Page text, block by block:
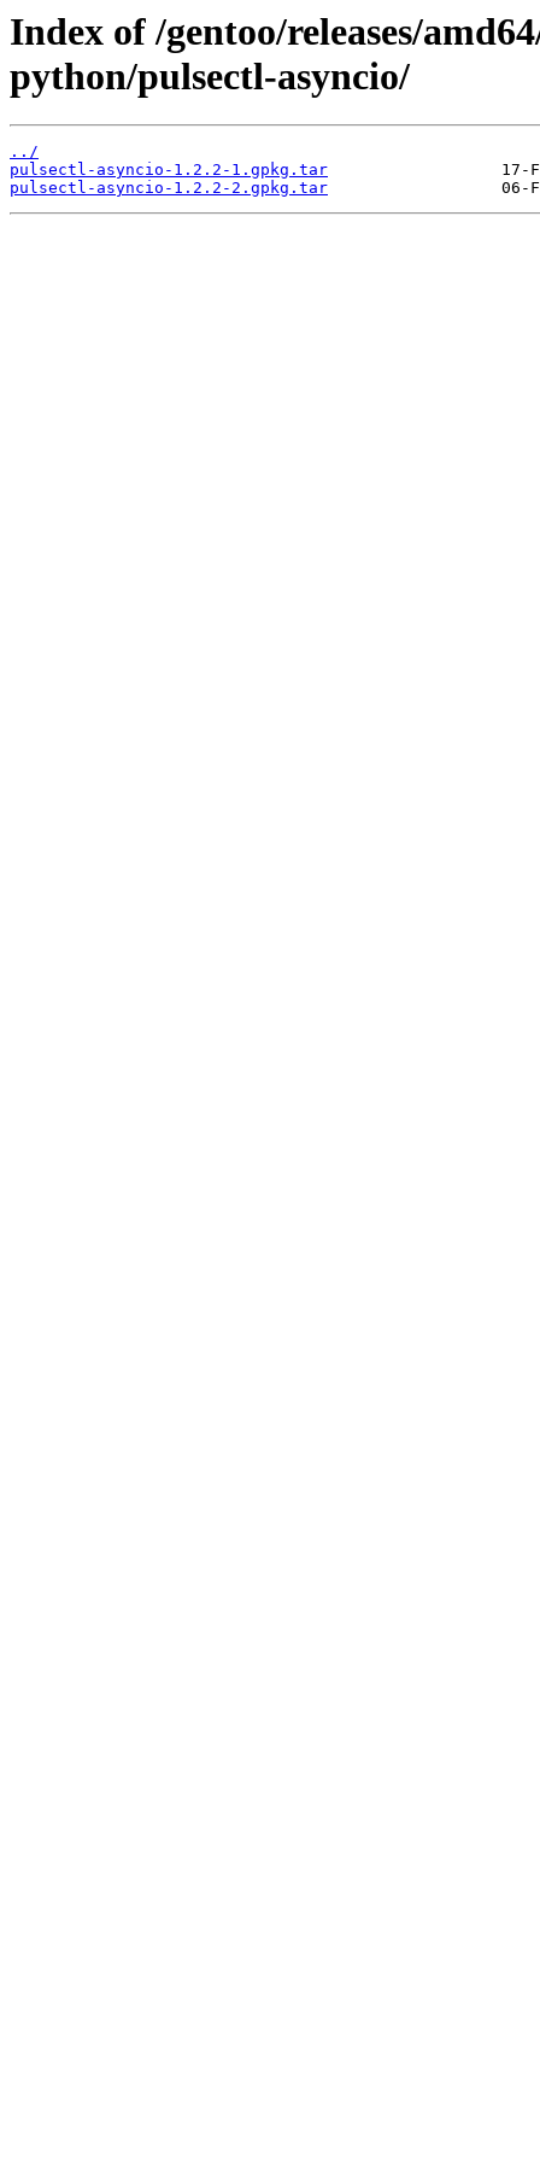
Index of /gentoo/releases/
python/pulsectl-asyncio/
../
pulsectl-asyncio-1.2.2-1.gpkg.tar
pulsectl-asyncio-1.2.2-2.gpkg.tar